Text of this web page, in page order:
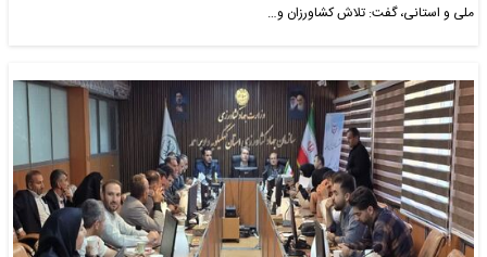
ملی و استانی، گفت: تلاش کشاورزان و…